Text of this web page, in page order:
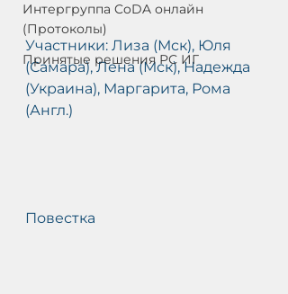
Интергруппа CoDA онлайн
(Протоколы)
Принятые решения РС ИГ
Участники: Лиза (Мск), Юля
(Самара), Лена (Мск), Надежда
(Украина), Маргарита, Рома
(Англ.)
Повестка